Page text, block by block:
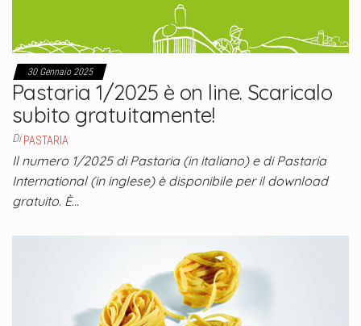
30 Gennaio 2025
Pastaria 1/2025 è on line. Scaricalo
subito gratuitamente!
Di PASTARIA
Il numero 1/2025 di Pastaria (in italiano) e di Pastaria
International (in inglese) è disponibile per il download
gratuito. È…